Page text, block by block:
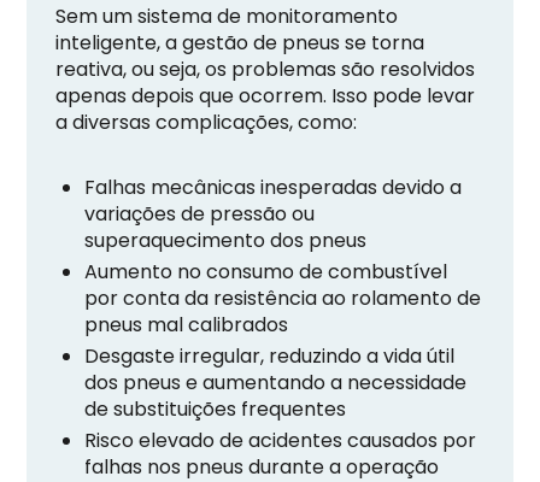
Sem um sistema de monitoramento
inteligente, a gestão de pneus se torna
reativa, ou seja, os problemas são resolvidos
apenas depois que ocorrem. Isso pode levar
a diversas complicações, como:
Falhas mecânicas inesperadas devido a
variações de pressão ou
superaquecimento dos pneus
Aumento no consumo de combustível
por conta da resistência ao rolamento de
pneus mal calibrados
Desgaste irregular, reduzindo a vida útil
dos pneus e aumentando a necessidade
de substituições frequentes
Risco elevado de acidentes causados por
falhas nos pneus durante a operação